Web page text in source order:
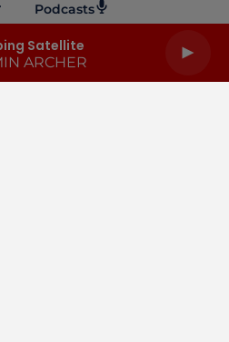
Podcasts
Satellite
ARCHER